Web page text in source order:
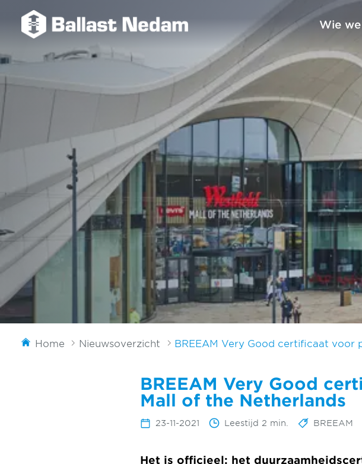
Wie
Home Nieuwsoverzicht BREEAM Very Good certificaat voor
BREEAM Very Good
Mall of the Netherlands
23-11-2021 Leestijd 2 min. BREEAM
Het is officieel: het